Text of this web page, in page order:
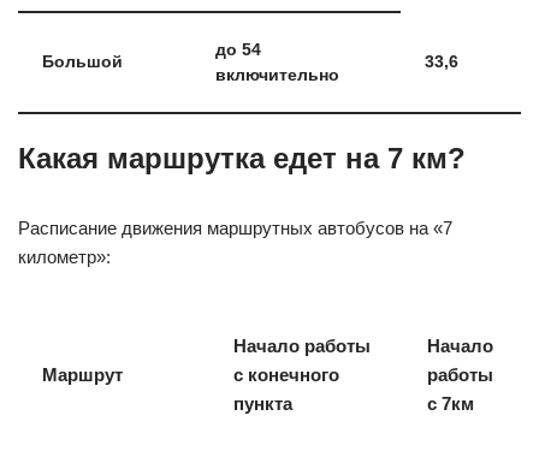
Большой
до 54
включительно
33,6
Какая маршрутка едет на 7 км?
Расписание движения маршрутных автобусов на «7
километр»:
Маршрут
Начало работы
с конечного
пункта
Начало
работы
с 7км